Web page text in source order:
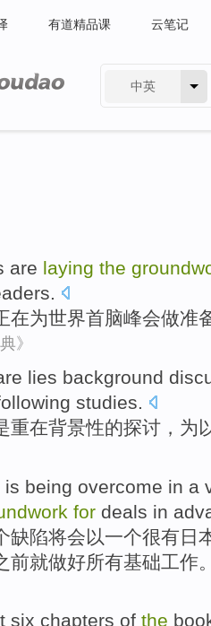
有道精品课 云笔记
中英
are laying the
在为世界首脑峰会做准
》
lies background
studies.
重在背景性的探讨 ， 为
is being overcome in a
for deals in
缺陷将会 以一个很有日
前就做好所有基础工作
six chapters of the